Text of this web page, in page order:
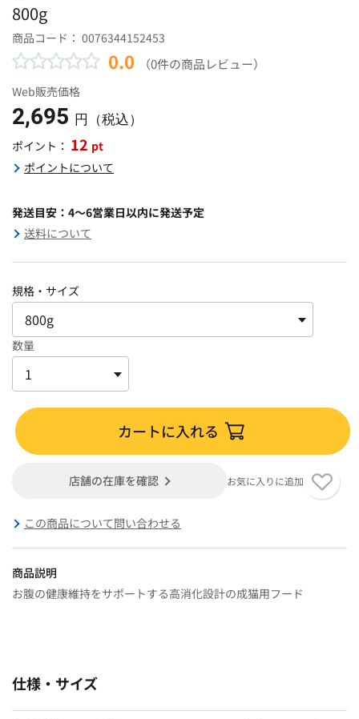
800g
商品コード： 0076344152453
0.0 （0件の商品レビュー）
Web販売価格
2,695 円（税込）
ポイント： 12 pt
ポイントについて
発送目安：4～6営業日以内に発送予定
送料について
規格・サイズ
数量
カートに入れる
店舗の在庫を確認 お気に入りに追加
この商品について問い合わせる
商品説明
お腹の健康維持をサポートする高消化設計の成猫用フード
仕様・サイズ